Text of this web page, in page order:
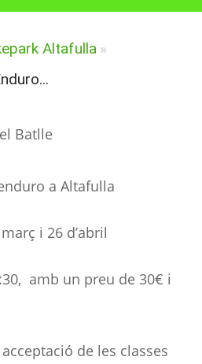
Altafulla »
Batlle
a Altafulla
i 26 d’abril
amb un preu de 30€ i
de les classes